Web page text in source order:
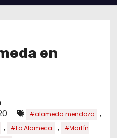
en
#alameda mendoza ,
, #La Alameda ,
#Martín